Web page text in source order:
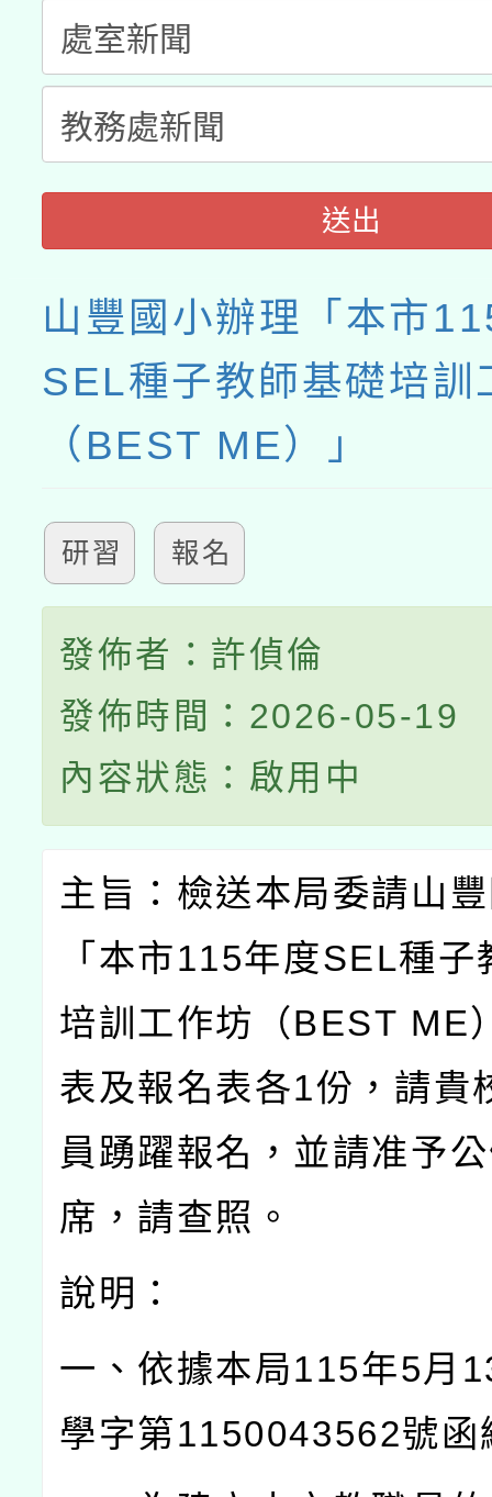
送出
山豐國小辦理「本市
SEL種子教師基礎培訓
（BEST ME）」
研習 報名
發佈者：許偵倫
發佈時間：2026-05-19
內容狀態：啟用中
主旨：檢送本局委請山
「本市115年度SEL種子
培訓工作坊（BEST ME
表及報名表各1份，請貴
員踴躍報名，並請准予
席，請查照。
說明：
一、依據本局115年5月
學字第1150043562號函